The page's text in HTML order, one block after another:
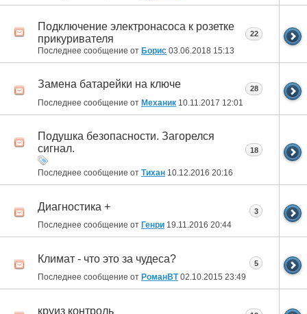
Подключение электронасоса к розетке
прикуривателя
Последнее сообщение от Борис 03.06.2018 15:13
22
Замена батарейки на ключе
Последнее сообщение от Механик 10.11.2017 12:01
28
Подушка безопасности. Загорелся
сигнал.
Последнее сообщение от Тихан 10.12.2016 20:16
18
Диагностика +
Последнее сообщение от Генри 19.11.2016 20:44
3
Климат - что это за чудеса?
Последнее сообщение от РоманВТ02.10.2015 23:49
5
круиз контроль